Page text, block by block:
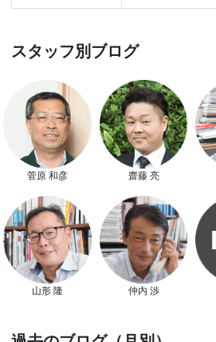
スタッフ別ブログ
菅原 和彦 齋藤 亮
山形 隆 仲内 渉